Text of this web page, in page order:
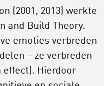
(2001, 2013) werkte
and Build Theory.
emoties verbreden
– ze verbreden
effect). Hierdoor